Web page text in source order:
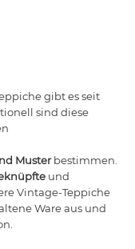
gibt es seit
sind diese
Musterbestimmen.
und
Vintage-Teppiche
Ware aus und